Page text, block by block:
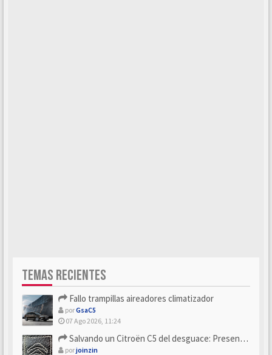
TEMAS RECIENTES
Fallo trampillas aireadores climatizador
porGsaC5
07 Ago 2026, 11:24
Salvando un Citroën C5 del desguace: Presentación y seguimiento
porjoinzin